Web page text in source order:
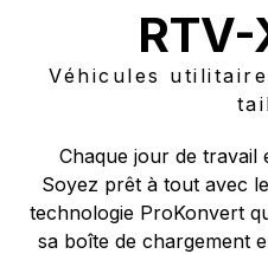
RTV-
Véhicules
Chaque jour de travail
Soyez prêt à tout avec
technologie ProKonvert
sa boîte de chargement